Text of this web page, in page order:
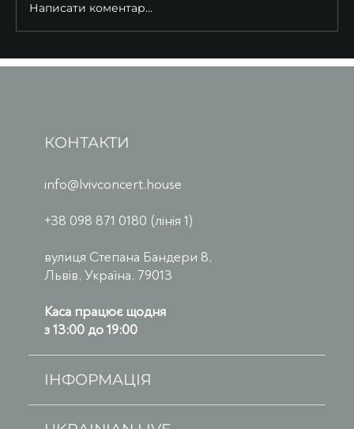
Написати коментар...
КОНТАКТИ
info@lvivconcert.house
+38 098 871 0180 (лінія 1)
вулиця Степана Бандери 8,
Львів, Україна, 79013
Каса працює щодня
з 13:00 до 19:00
ІНФОРМАЦІЯ